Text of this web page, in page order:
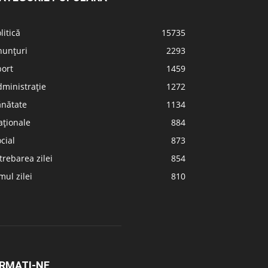
15735
2293
1459
1272
1134
884
873
zilei
854
zilei
810
NE